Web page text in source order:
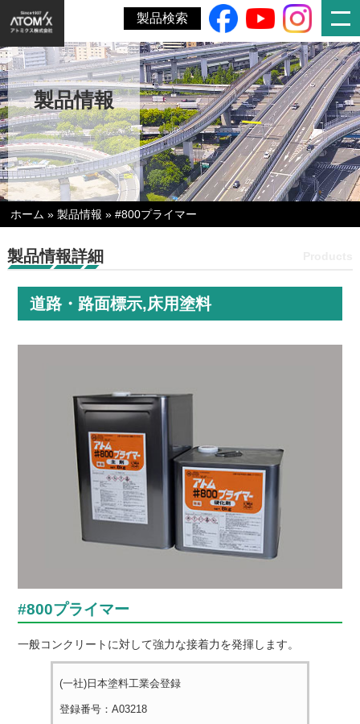
製品検索
製品情報
ホーム »製品情報 »#800プライマー
製品情報詳細
道路・路面標示,床用塗料
#800プライマー
一般コンクリートに対して強力な接着力を発揮します。
(一社)日本塗料工業会登録
登録番号：A03218